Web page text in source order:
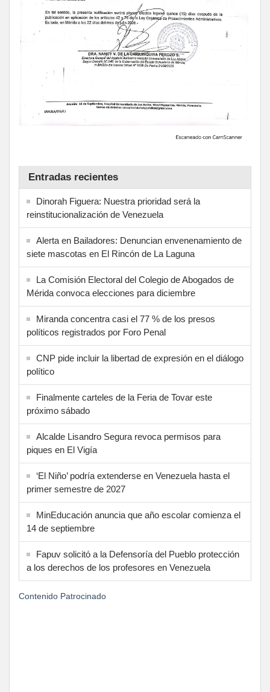
Entradas recientes
Dinorah Figuera: Nuestra prioridad será la
reinstitucionalización de Venezuela
Alerta en Bailadores: Denuncian envenenamiento de
siete mascotas en El Rincón de La Laguna
La Comisión Electoral del Colegio de Abogados de
Mérida convoca elecciones para diciembre
Miranda concentra casi el 77 % de los presos
políticos registrados por Foro Penal
CNP pide incluir la libertad de expresión en el diálogo
político
Finalmente carteles de la Feria de Tovar este
próximo sábado
Alcalde Lisandro Segura revoca permisos para
piques en El Vigía
‘El Niño’ podría extenderse en Venezuela hasta el
primer semestre de 2027
MinEducación anuncia que año escolar comienza el
14 de septiembre
Fapuv solicitó a la Defensoría del Pueblo protección
a los derechos de los profesores en Venezuela
Contenido Patrocinado